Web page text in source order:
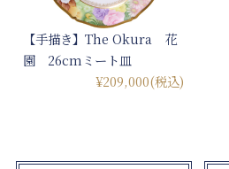
【手描き】The Okura 花
園 26cmミート皿
¥209,000(税込)